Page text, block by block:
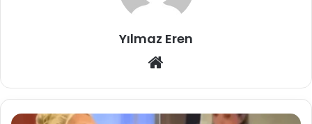
Yılmaz Eren